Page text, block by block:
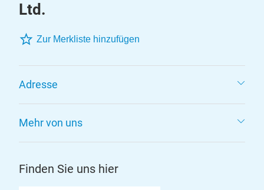
Ltd.
Zur Merkliste hinzufügen
Adresse
Mehr von uns
Finden Sie uns hier